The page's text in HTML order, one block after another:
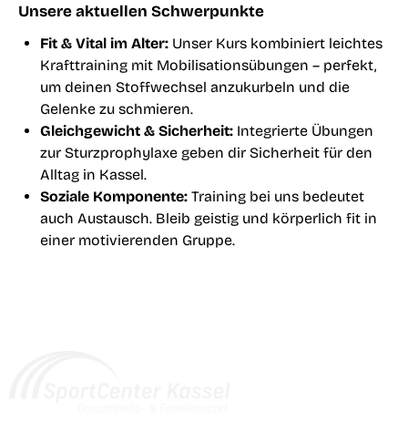
Unsere aktuellen Schwerpunkte
Fit & Vital im Alter: Unser Kurs kombiniert leichtes
Krafttraining mit Mobilisationsübungen – perfekt,
um deinen Stoffwechsel anzukurbeln und die
Gelenke zu schmieren.
Gleichgewicht & Sicherheit: Integrierte Übungen
zur Sturzprophylaxe geben dir Sicherheit für den
Alltag in Kassel.
Soziale Komponente: Training bei uns bedeutet
auch Austausch. Bleib geistig und körperlich fit in
einer motivierenden Gruppe.